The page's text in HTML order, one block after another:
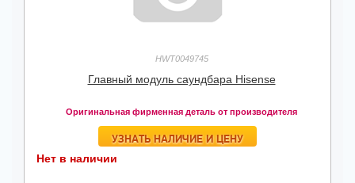
HWT0049745
Главный модуль саундбара Hisense
Оригинальная фирменная деталь от производителя
УЗНАТЬ НАЛИЧИЕ И ЦЕНУ
Нет в наличии